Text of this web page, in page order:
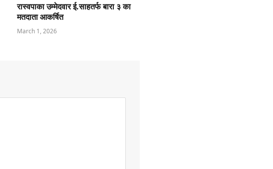
रास्वपाका उम्मेदवार ई.साहतर्फ बारा ३ का
मतदाता आकर्षित
March 1, 2026